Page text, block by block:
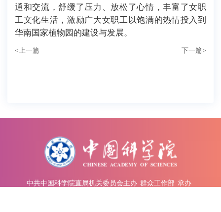
通和交流，舒缓了压力、放松了心情，丰富了女职
工文化生活，激励广大女职工以饱满的热情投入到
华南国家植物园的建设与发展。
<上一篇 下一篇>
中共中国科学院直属机关委员会主办 群众工作部 承办